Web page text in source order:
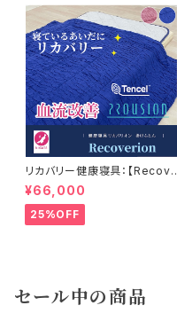
リカバリー健康寝具：【Recove
rion】リカバリオン掛け布団＜プ
ラウシオン加工＞150×210cm
¥66,000
25%OFF
セール中の商品